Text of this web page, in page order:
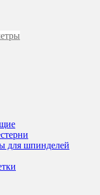
товара.
для шпинделей